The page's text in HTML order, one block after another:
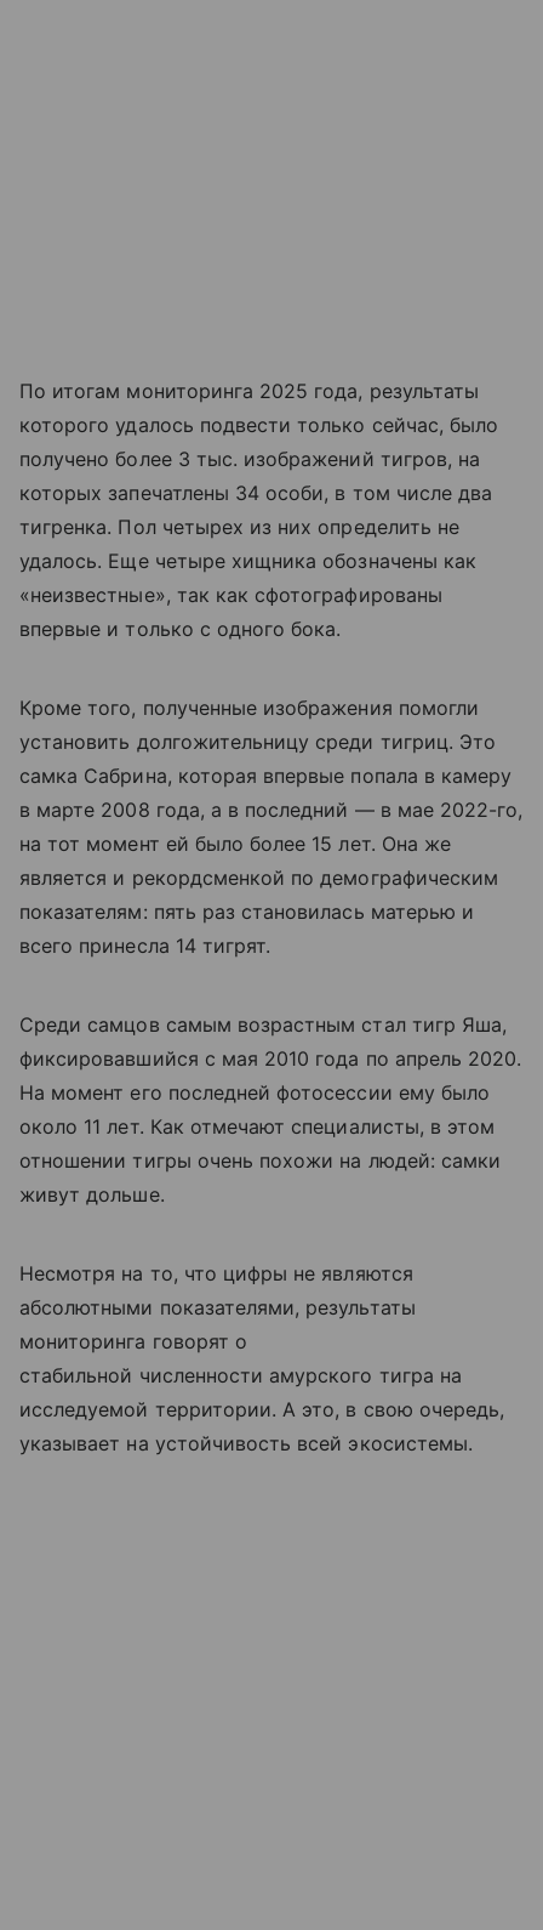
По итогам мониторинга 2025 года, результаты
которого удалось подвести только сейчас, было
получено более 3 тыс. изображений тигров, на
которых запечатлены 34 особи, в том числе два
тигренка. Пол четырех из них определить не
удалось. Еще четыре хищника обозначены как
«неизвестные», так как сфотографированы
впервые и только с одного бока.
Кроме того, полученные изображения помогли
установить долгожительницу среди тигриц. Это
самка Сабрина, которая впервые попала в камеру
в марте 2008 года, а в последний — в мае 2022-го,
на тот момент ей было более 15 лет. Она же
является и рекордсменкой по демографическим
показателям: пять раз становилась матерью и
всего принесла 14 тигрят.
Среди самцов самым возрастным стал тигр Яша,
фиксировавшийся с мая 2010 года по апрель 2020.
На момент его последней фотосессии ему было
около 11 лет. Как отмечают специалисты, в этом
отношении тигры очень похожи на людей: самки
живут дольше.
Несмотря на то, что цифры не являются
абсолютными показателями, результаты
мониторинга говорят о
стабильной численности амурского тигра на
исследуемой территории. А это, в свою очередь,
указывает на устойчивость всей экосистемы.